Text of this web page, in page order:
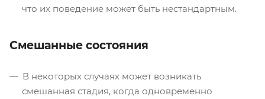
что их поведение может быть нестандартным.
Смешанные состояния
В некоторых случаях может возникать
смешанная стадия, когда одновременно